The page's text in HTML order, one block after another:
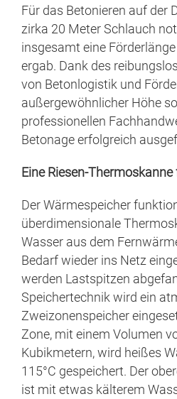
Für das Betonieren auf der
zirka 20 Meter Schlauch
insgesamt eine
ergab. Dank des
von Betonlogistik und
außergewöhnlicher Höhe
professionellen
Betonage erfolgreich
Eine Riesen-
Der Wärmespeicher
überdimensionale
Wasser aus dem
Bedarf wieder ins Netz
werden Lastspitzen
Speichertechnik wird ein
Zweizonenspeicher
Zone, mit einem Volumen
Kubikmetern, wird heißes
115°C gespeichert. Der
ist mit etwas kälterem